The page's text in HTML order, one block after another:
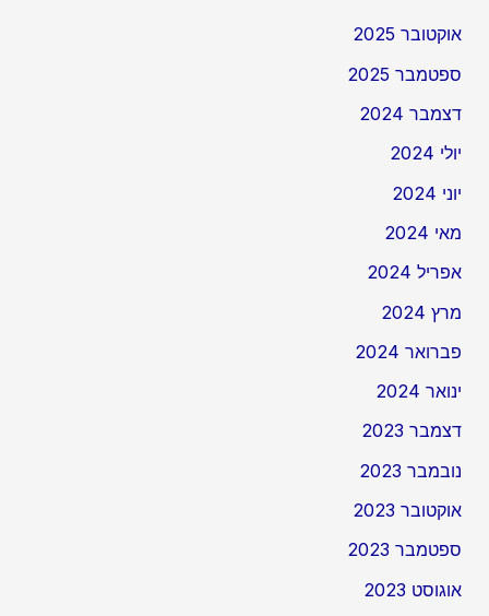
אוקטובר 2025
ספטמבר 2025
דצמבר 2024
יולי 2024
יוני 2024
מאי 2024
אפריל 2024
מרץ 2024
פברואר 2024
ינואר 2024
דצמבר 2023
נובמבר 2023
אוקטובר 2023
ספטמבר 2023
אוגוסט 2023